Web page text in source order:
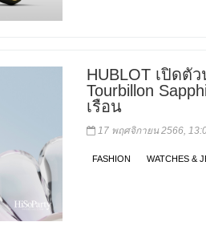
HUBLOT เปิดตั
Tourbillon
เรือน
17 พฤศจิกายน 2566,
FASHION WATCHES &